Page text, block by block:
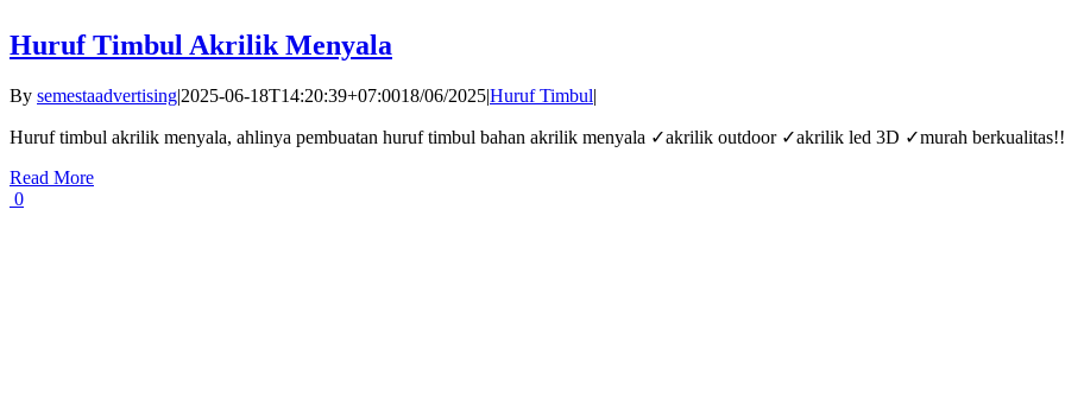
Huruf Timbul Akrilik Menyala
By semestaadvertising|2025-06-18T14:20:39+07:0018/06/2025|Huruf Timbul|
Huruf timbul akrilik menyala, ahlinya pembuatan huruf timbul bahan akrilik menyala ✓akrilik outdoor ✓akrilik led 3D ✓murah
Read More
0